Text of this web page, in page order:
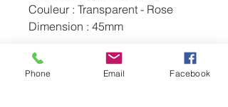
Couleur : Transparent - Rose
Dimension : 45mm
Phone Email Facebook